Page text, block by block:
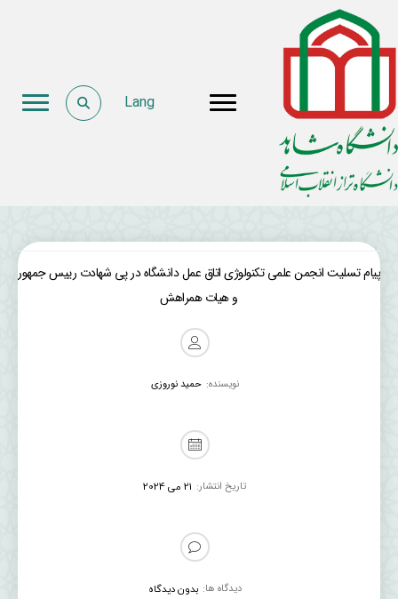
Lang
پیام تسلیت انجمن علمی تکنولوژی اتاق عمل دانشگاه در پی شهادت رییس جمهور
و هیات همراهش
نویسنده: حمید نوروزی
تاریخ انتشار: 21 می 2024
دیدگاه ها: بدون دیدگاه